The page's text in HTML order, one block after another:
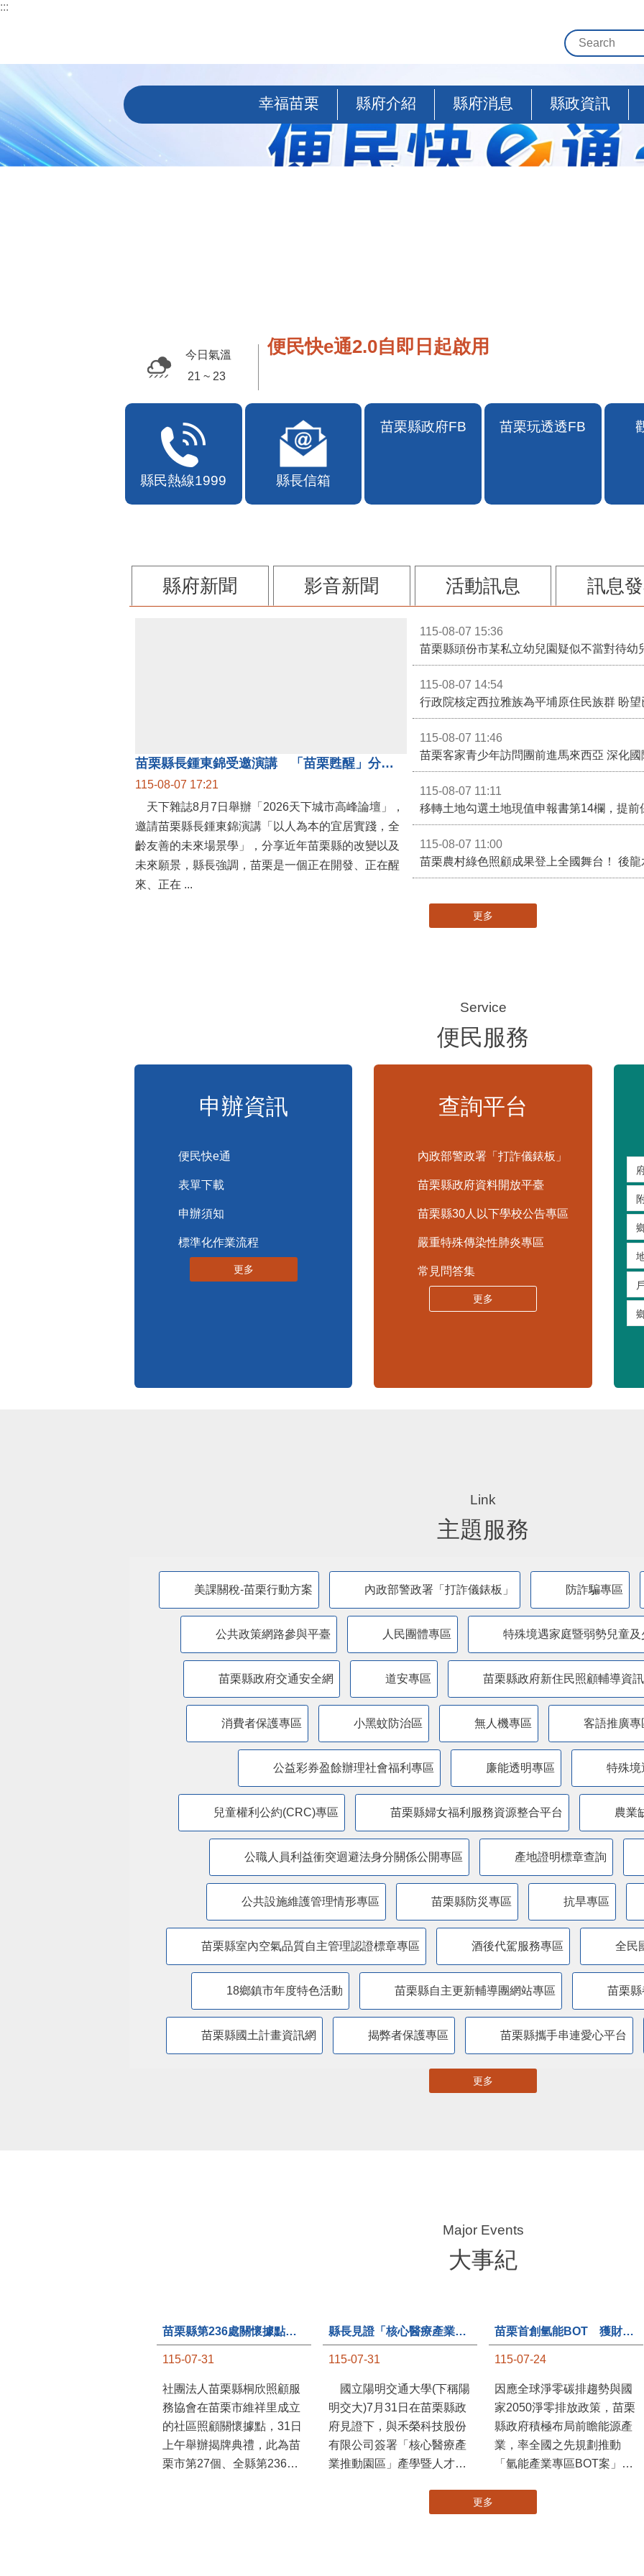
跳到主要內容區塊
:::
幸福苗栗 縣府介紹 縣府消息 縣政資訊
便民快e通2.0自即日起啟用
今日氣溫
21 ~ 23
縣民熱線1999 縣長信箱
縣府新聞 影音新聞 活動訊息 訊息
苗栗縣長鍾東錦受邀演講 「苗栗甦醒」分享近年轉變
115-08-07 17:21
天下雜誌8月7日舉辦「2026天下城市高峰論壇」，
邀請苗栗縣長鍾東錦演講「以人為本的宜居實踐，全
齡友善的未來場景學」，分享近年苗栗縣的改變以及
未來願景，縣長強調，苗栗是一個正在開發、正在醒
來、正在 ...
115-08-07 15:36
苗栗縣頭份市某私立幼兒園疑似不當對待幼
115-08-07 14:54
115-08-07 11:46
苗栗客家青少年訪問團前進馬來西亞 深化
115-08-07 11:11
移轉土地勾選土地現值申報書第14欄，提前
115-08-07 11:00
更多
便民服務
申辦資訊
便民快e通
表單下載
查詢平台
內政部警政署「打詐儀錶板」
苗栗縣政府資料開放平臺
苗栗縣30人以下學校公告專區
嚴重特殊傳染性肺炎專區
主題服務
美課關稅-苗栗行動方案 內政部警政署「打詐儀錶板」 防詐騙專區
公共政策網路參與平臺 人民團體專區 特殊境遇家庭暨弱勢兒童
苗栗縣政府交通安全網 道安專區 苗栗縣政府新住民照顧輔導資
消費者保護專區 小黑蚊防治區 無人機專區 客語推廣專
公益彩券盈餘辦理社會福利專區 廉能透明專區 特殊境
兒童權利公約(CRC)專區 苗栗縣婦女福利服務資源整合平台 農業
公職人員利益衝突迴避法身分關係公開專區 產地證明標章查詢
​公共設施維護管理情形專區 苗栗縣防災專區 抗旱專區
苗栗縣室內空氣品質自主管理認證標章專區 酒後代駕服務專區 全民
18鄉鎮市年度特色活動 苗栗縣自主更新輔導團網站專區 苗栗
苗栗縣國土計畫資訊網 揭弊者保護專區 苗栗縣攜手串連愛心平台
更多
大事紀
苗栗縣第236處關懷據點在苗栗市維祥里揭牌
115-07-31
社團法人苗栗縣桐欣照顧服
縣長見證「核心醫療產業推動園區」產學合作簽約儀式
115-07-31
國立陽明交通大學(下稱陽
苗栗首創氫能BOT 獲財政部「突破之翼」肯定
115-07-24
縣政府積極布局前瞻能源產